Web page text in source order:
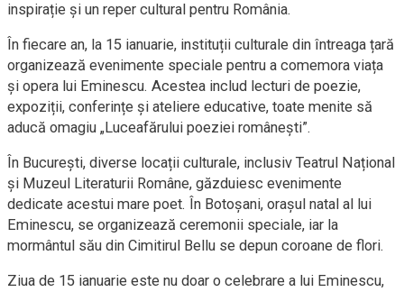
inspirație și un reper cultural pentru România.
În fiecare an, la 15 ianuarie, instituții culturale din întreaga țară
organizează evenimente speciale pentru a comemora viața
și opera lui Eminescu. Acestea includ lecturi de poezie,
expoziții, conferințe și ateliere educative, toate menite să
aducă omagiu „Luceafărului poeziei românești”.
În București, diverse locații culturale, inclusiv Teatrul Național
și Muzeul Literaturii Române, găzduiesc evenimente
dedicate acestui mare poet. În Botoșani, orașul natal al lui
Eminescu, se organizează ceremonii speciale, iar la
mormântul său din Cimitirul Bellu se depun coroane de flori.
Ziua de 15 ianuarie este nu doar o celebrare a lui Eminescu,